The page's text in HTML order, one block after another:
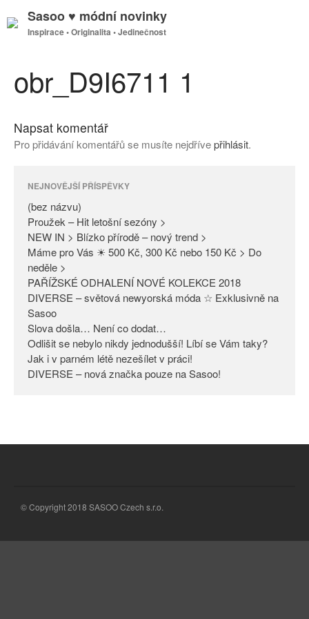
Proužek – Hit letošní sezóny >
Kč nebo 150 Kč > Do neděle >
PAŘÍŽSKÉ ODHALENÍ NOVÉ
KOLEKCE 2018
móda ☆ Exklusivně na Sasoo
Odlišit se nebylo nikdy
jednodušší! Líbí se Vám taky?
Jak i v parném létě nezešílet v
práci!
Sasoo ♥ módní novinky
Inspirace • Originalita • Jedinečnost
obr_D9I6711 1
Napsat komentář
Pro přidávání komentářů se musíte nejdřívepřihlásit.
NEJNOVĚJŠÍ PŘÍSPĚVKY
(bez názvu)
Proužek – Hit letošní sezóny >
NEW IN > Blízko přírodě – nový trend >
Máme pro Vás ☀ 500 Kč, 300 Kč nebo 150 Kč > Do
neděle >
PAŘÍŽSKÉ ODHALENÍ NOVÉ KOLEKCE 2018
DIVERSE – světová newyorská móda ☆ Exklusivně na
Sasoo
Slova došla… Není co dodat…
Odlišit se nebylo nikdy jednodušší! Líbí se Vám taky?
Jak i v parném létě nezešílet v práci!
DIVERSE – nová značka pouze na Sasoo!
© Copyright 2018 SASOO Czech s.r.o.